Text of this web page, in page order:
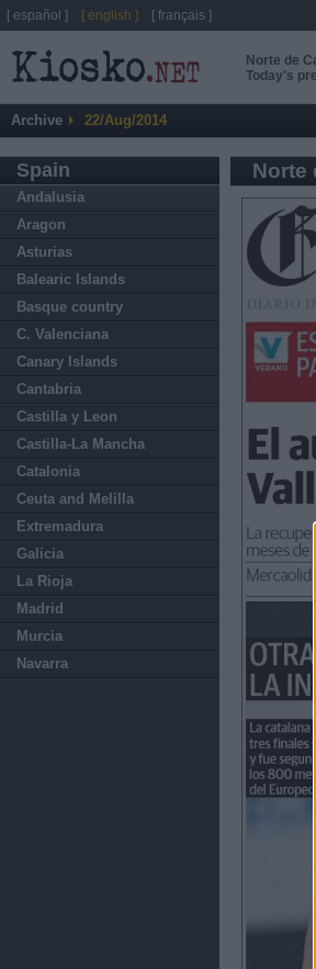
Norte de
Today's
Archive 22/Aug/2014
Spain
Andalusia
Aragon
Asturias
Balearic Islands
Basque country
C. Valenciana
Canary Islands
Cantabria
Castilla y Leon
Castilla-La Mancha
Catalonia
Ceuta and Melilla
Extremadura
Galicia
La Rioja
Madrid
Murcia
Navarra
Norte
[ español ] [ english ] [ français ]